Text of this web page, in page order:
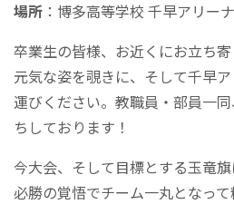
場所：博多高等学校 千早アリー
卒業生の皆様、お近くにお立ち
元気な姿を覗きに、そして千早
運びください。教職員・部員一
ちしております！
今大会、そして目標とする玉竜
必勝の覚悟でチーム一丸となっ